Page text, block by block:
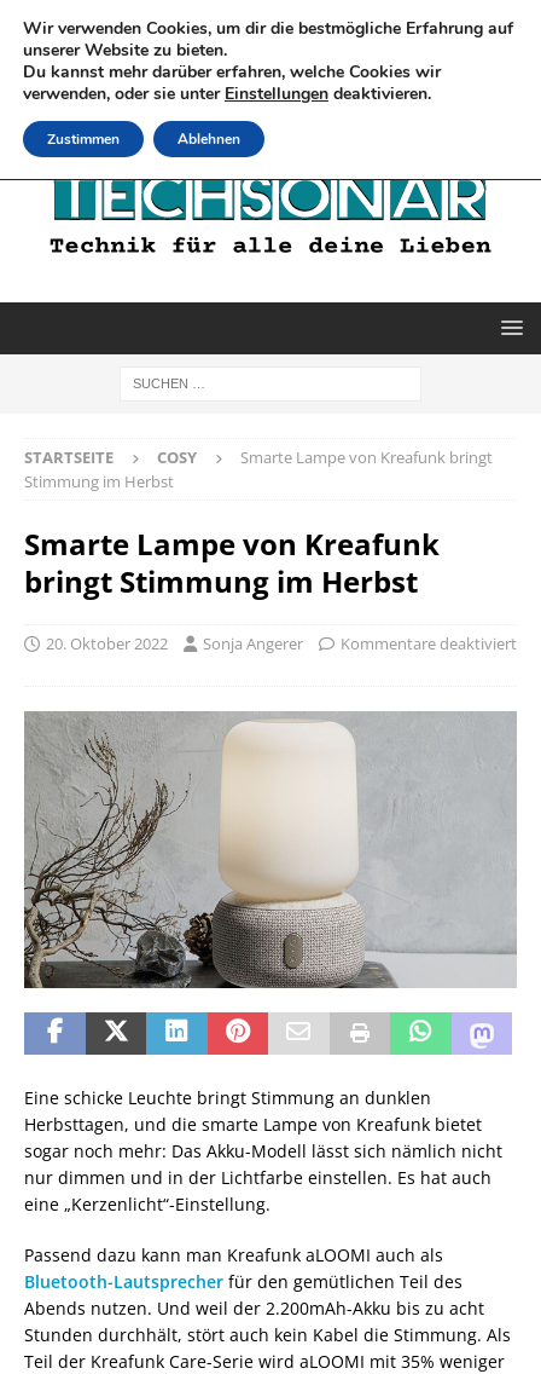
STARTSEITE COSY
Smarte Lampe von Kreafunk bringt
Stimmung im Herbst
Smarte Lampe von Kreafunk
bringt Stimmung im Herbst
20. Oktober 2022 Sonja Angerer Kommentare deaktiviert
Eine schicke Leuchte bringt Stimmung an dunklen
Herbsttagen, und die smarte Lampe von Kreafunk bietet
sogar noch mehr: Das Akku-Modell lässt sich nämlich nicht
nur dimmen und in der Lichtfarbe einstellen. Es hat auch
eine „Kerzenlicht“-Einstellung.
Passend dazu kann man Kreafunk aLOOMI auch als
Bluetooth-Lautsprecher für den gemütlichen Teil des
Abends nutzen. Und weil der 2.200mAh-Akku bis zu acht
Stunden durchhält, stört auch kein Kabel die Stimmung. Als
Teil der Kreafunk Care-Serie wird aLOOMI mit 35% weniger
Wir verwenden Cookies, um dir die bestmögliche Erfahrung auf
unserer Website zu bieten.
Du kannst mehr darüber erfahren, welche Cookies wir
verwenden, oder sie unter Einstellungen deaktivieren.
Zustimmen Ablehnen